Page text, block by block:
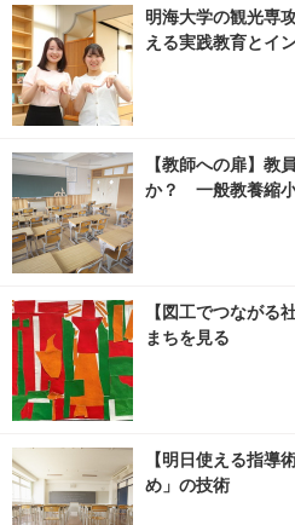
明海大学の観光専
える実践教育とイ
【教師への扉】教
か？ 一般教養縮
【図工でつながる
まちを見る
【明日使える指導
め」の技術